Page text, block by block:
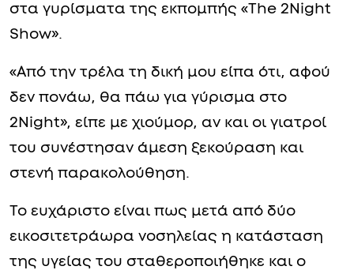
στα γυρίσματα της εκπομπής «The 2Night
Show».
«Από την τρέλα τη δική μου είπα ότι, αφού
δεν πονάω, θα πάω για γύρισμα στο
2Night», είπε με χιούμορ, αν και οι γιατροί
του συνέστησαν άμεση ξεκούραση και
στενή παρακολούθηση.
Το ευχάριστο είναι πως μετά από δύο
εικοσιτετράωρα νοσηλείας η κατάσταση
της υγείας του σταθεροποιήθηκε και ο